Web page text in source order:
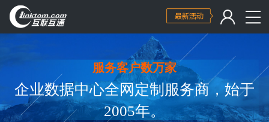
服务客户数万家
企业数据中心全网定制服务商，始于
2005年。